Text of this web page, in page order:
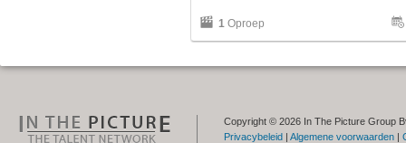
1 Oproep
Copyright © 2026 In The Picture Group
Privacybeleid | Algemene voorwaarden |